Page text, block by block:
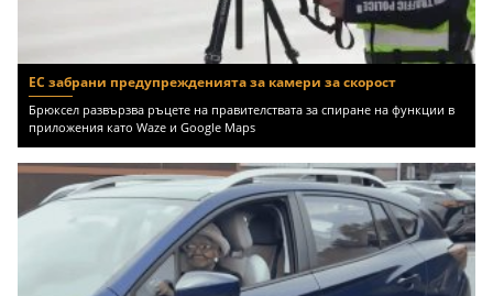
ЕС забрани предупрежденията за камери за скорост
Брюксел развързва ръцете на правителствата за спиране на функции в
приложения като Waze и Google Maps